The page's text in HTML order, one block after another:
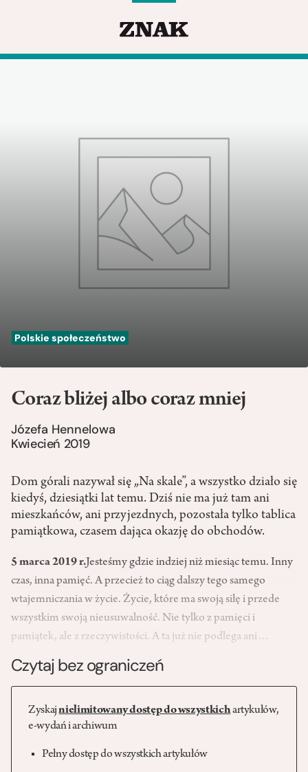
Polskie społeczeństwo
Coraz bliżej albo coraz mniej
Józefa Hennelowa
Kwiecień 2019
Dom górali nazywał się „Na skale”, a wszystko działo się
kiedyś, dziesiątki lat temu. Dziś nie ma już tam ani
mieszkańców, ani przyjezdnych, pozostała tylko tablica
pamiątkowa, czasem dająca okazję do obchodów.
5 marca 2019 r.Jesteśmy gdzie indziej niż miesiąc temu. Inny
czas, inna pamięć. A przecież to ciąg dalszy tego samego
wtajemniczania w życie. Życie, które ma swoją siłę i przede
wszystkim swoją nieusuwalność. Nie tylko z pamięci i
pamiątek, ale z rzeczywistości. A ta już nie podlega ani…
Czytaj bez ograniczeń
Zyskajnielimitowany dostęp do wszystkichartykułów,
e-wydań i archiwum
Pełny dostęp do wszystkich artykułów